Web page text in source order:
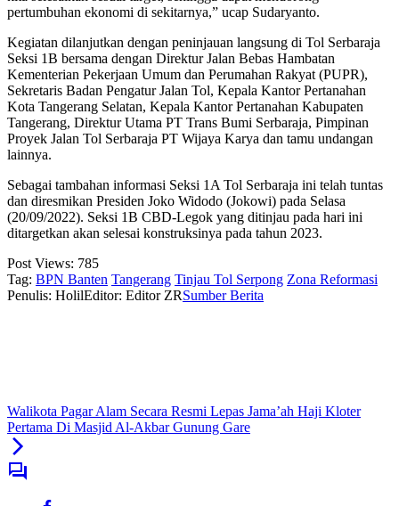
pertumbuhan ekonomi di sekitarnya,” ucap Sudaryanto.
Kegiatan dilanjutkan dengan peninjauan langsung di Tol Serbaraja
Seksi 1B bersama dengan Direktur Jalan Bebas Hambatan
Kementerian Pekerjaan Umum dan Perumahan Rakyat (PUPR),
Sekretaris Badan Pengatur Jalan Tol, Kepala Kantor Pertanahan
Kota Tangerang Selatan, Kepala Kantor Pertanahan Kabupaten
Tangerang, Direktur Utama PT Trans Bumi Serbaraja, Pimpinan
Proyek Jalan Tol Serbaraja PT Wijaya Karya dan tamu undangan
lainnya.
Sebagai tambahan informasi Seksi 1A Tol Serbaraja ini telah tuntas
dan diresmikan Presiden Joko Widodo (Jokowi) pada Selasa
(20/09/2022). Seksi 1B CBD-Legok yang ditinjau pada hari ini
ditargetkan akan selesai konstruksinya pada tahun 2023.
Post Views: 785
Tag: BPN Banten Tangerang Tinjau Tol Serpong Zona Reformasi
Penulis: HolilEditor: Editor ZRSumber Berita
Walikota Pagar Alam Secara Resmi Lepas Jama’ah Haji Kloter
Pertama Di Masjid Al-Akbar Gunung Gare